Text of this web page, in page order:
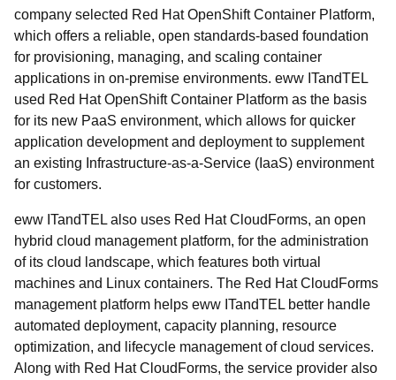
company selected Red Hat OpenShift Container Platform,
which offers a reliable, open standards-based foundation
for provisioning, managing, and scaling container
applications in on-premise environments. eww ITandTEL
used Red Hat OpenShift Container Platform as the basis
for its new PaaS environment, which allows for quicker
application development and deployment to supplement
an existing Infrastructure-as-a-Service (IaaS) environment
for customers.
eww ITandTEL also uses Red Hat CloudForms, an open
hybrid cloud management platform, for the administration
of its cloud landscape, which features both virtual
machines and Linux containers. The Red Hat CloudForms
management platform helps eww ITandTEL better handle
automated deployment, capacity planning, resource
optimization, and lifecycle management of cloud services.
Along with Red Hat CloudForms, the service provider also